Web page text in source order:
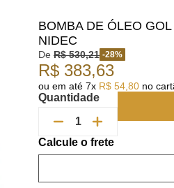
BOMBA DE ÓLEO
NIDEC
De R$ 530,21 -28%
R$ 383,63
ou em até 7x R$ 54 80 no
Quantidade